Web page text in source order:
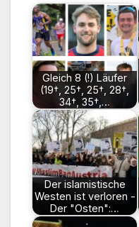
Gleich 8 (!) Läufer
(19†, 25†, 25†, 28†,
34†, 35†,…
Der islamistische
Westen ist verloren -
Der "Osten":…